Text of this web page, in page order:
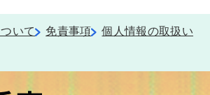
いて 免責事項
個人情報の取扱い